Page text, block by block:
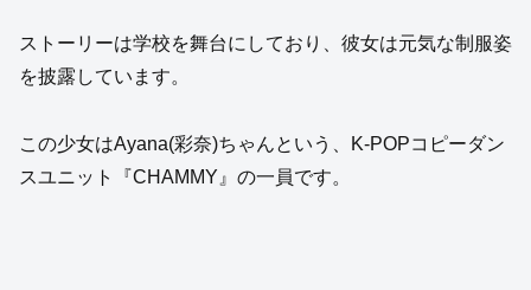
ストーリーは学校を舞台にしており、彼女は元気な制服姿
を披露しています。
この少女はAyana(彩奈)ちゃんという、K-POPコピーダン
スユニット『CHAMMY』の一員です。